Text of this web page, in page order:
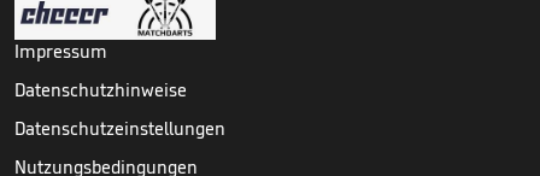
Impressum
Datenschutzhinweise
Datenschutzeinstellungen
Nutzungsbedingungen